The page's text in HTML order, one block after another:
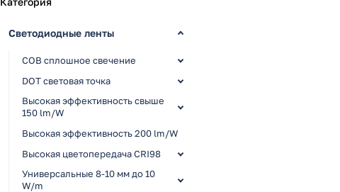
Светодиодные ленты
COB сплошное свечение
DOT световая точка
Высокая эффективность свыше
150 lm/W
Высокая эффективность 200 lm/W
Высокая цветопередача CRI98
Универсальные 8-10 мм до 10
W/m